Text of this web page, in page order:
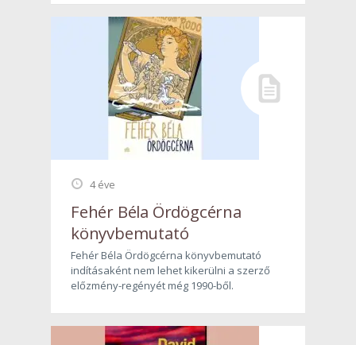
4 éve
Fehér Béla Ördögcérna
könyvbemutató
Fehér Béla Ördögcérna könyvbemutató
indításaként nem lehet kikerülni a szerző
előzmény-regényét még 1990-ből.